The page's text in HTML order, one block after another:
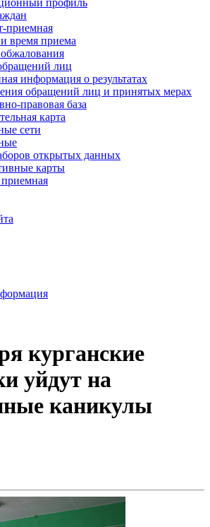
профиль
приемная
время приема
лиц
информация о результатах
обращений лиц и принятых мерах
правовая база
карта
сети
открытых данных
карты
курганские
уйдут на
каникулы